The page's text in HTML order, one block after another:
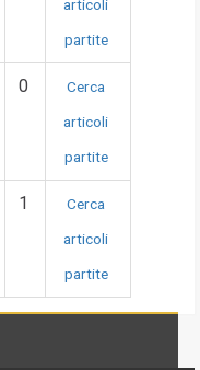
articoli
partite
0
Cerca
articoli
partite
1
Cerca
articoli
partite